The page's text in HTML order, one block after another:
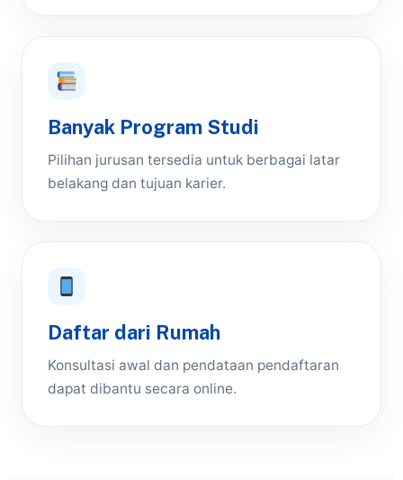
Banyak Program Studi
Pilihan jurusan tersedia untuk berbagai latar
belakang dan tujuan karier.
Daftar dari Rumah
Konsultasi awal dan pendataan pendaftaran
dapat dibantu secara online.